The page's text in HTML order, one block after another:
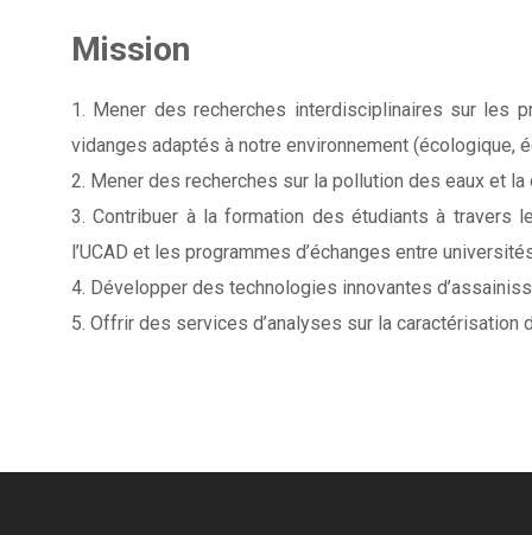
Mission
1. Mener des recherches interdisciplinaires sur les
vidanges adaptés à notre environnement (écologique,
2. Mener des recherches sur la pollution des eaux et la
3. Contribuer à la formation des étudiants à travers
l’UCAD et les programmes d’échanges entre
4. Développer des technologies innovantes
5. Offrir des services d’analyses sur la caractérisation